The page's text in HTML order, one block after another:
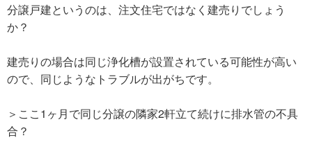
分譲戸建というのは、注文住宅ではなく建売りでしょう
か？
建売りの場合は同じ浄化槽が設置されている可能性が高い
ので、同じようなトラブルが出がちです。
＞ここ1ヶ月で同じ分譲の隣家2軒立て続けに排水管の不具
合？